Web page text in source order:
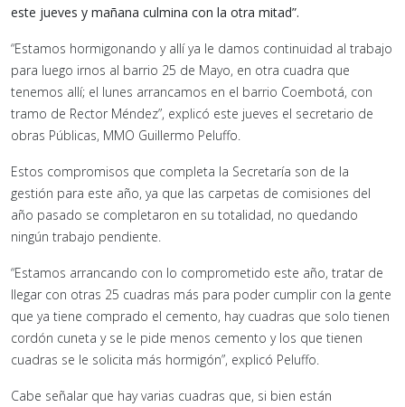
este jueves y mañana culmina con la otra mitad”.
“Estamos hormigonando y allí ya le damos continuidad al trabajo
para luego irnos al barrio 25 de Mayo, en otra cuadra que
tenemos allí; el lunes arrancamos en el barrio Coembotá, con
tramo de Rector Méndez”, explicó este jueves el secretario de
obras Públicas, MMO Guillermo Peluffo.
Estos compromisos que completa la Secretaría son de la
gestión para este año, ya que las carpetas de comisiones del
año pasado se completaron en su totalidad, no quedando
ningún trabajo pendiente.
“Estamos arrancando con lo comprometido este año, tratar de
llegar con otras 25 cuadras más para poder cumplir con la gente
que ya tiene comprado el cemento, hay cuadras que solo tienen
cordón cuneta y se le pide menos cemento y los que tienen
cuadras se le solicita más hormigón”, explicó Peluffo.
Cabe señalar que hay varias cuadras que, si bien están